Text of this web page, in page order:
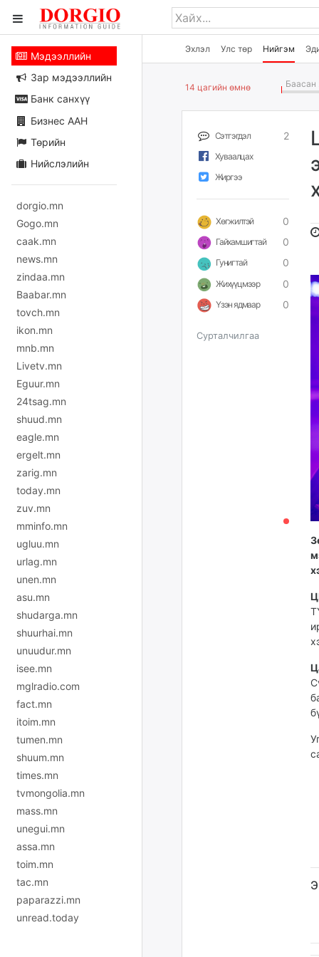
Эхлэл Улс төр Нийгэм
Мэдээллийн
Зар мэдээллийн
Банк санхүү
Бизнес ААН
Төрийн
Нийслэлийн
dorgio.mn
Gogo.mn
caak.mn
news.mn
zindaa.mn
Baabar.mn
tovch.mn
ikon.mn
mnb.mn
Livetv.mn
Eguur.mn
24tsag.mn
shuud.mn
eagle.mn
ergelt.mn
zarig.mn
today.mn
zuv.mn
mminfo.mn
ugluu.mn
urlag.mn
unen.mn
asu.mn
shudarga.mn
shuurhai.mn
unuudur.mn
isee.mn
mglradio.com
fact.mn
itoim.mn
tumen.mn
shuum.mn
times.mn
tvmongolia.mn
mass.mn
unegui.mn
assa.mn
toim.mn
tac.mn
paparazzi.mn
unread.today
14 цагийн өмнө Баасан
Сэтгэгдэл 2
Хуваалцах
Жиргээ
Хөгжилтэй 0
Гайхамшигтай 0
Гунигтай 0
Жихүүцмээр 0
Үзэн ядмаар 0
Сурталчилгаа